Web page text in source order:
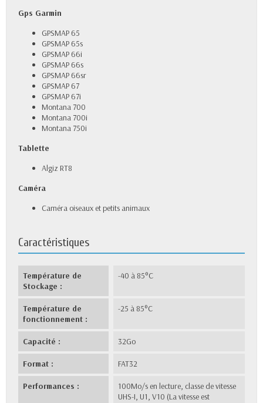
Gps Garmin
GPSMAP 65
GPSMAP 65s
GPSMAP 66i
GPSMAP 66s
GPSMAP 66sr
GPSMAP 67
GPSMAP 67i
Montana 700
Montana 700i
Montana 750i
Tablette
Algiz RT8
Caméra
Caméra oiseaux et petits animaux
Caractéristiques
Température de
Stockage :
-40 à 85°C
Température de
fonctionnement :
-25 à 85°C
Capacité : 32Go
Format : FAT32
Performances :
100Mo/s en lecture, classe de vitesse
UHS-I, U1, V10 (La vitesse est